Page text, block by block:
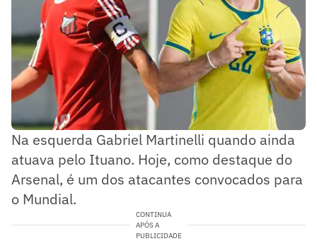
Na esquerda Gabriel Martinelli quando ainda
atuava pelo Ituano. Hoje, como destaque do
Arsenal, é um dos atacantes convocados para
o Mundial.
CONTINUA
APÓS A
PUBLICIDADE